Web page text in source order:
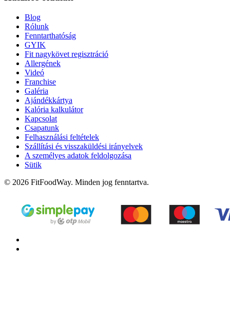
Blog
Rólunk
Fenntarthatóság
GYIK
Fit nagykövet regisztráció
Allergének
Videó
Franchise
Galéria
Ajándékkártya
Kalória kalkulátor
Kapcsolat
Csapatunk
Felhasználási feltételek
Szállítási és visszaküldési irányelvek
A személyes adatok feldolgozása
Sütik
© 2026 FitFoodWay. Minden jog fenntartva.